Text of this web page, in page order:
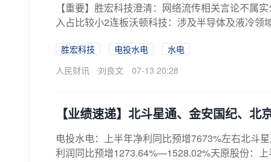
【重要】胜宏科技澄清：网络流传相关言论不属
入占比较小2连板沃顿科技：涉及半导体及液冷
胜宏科技 电投水电
水电
人民财讯
刘良文 07-13 20:28
【业绩速递】北斗星通、金安国纪、
电投水电：上半年净利同比预增7673%左右北斗
利润同比预增1273.64%—1528.02%天原股份：